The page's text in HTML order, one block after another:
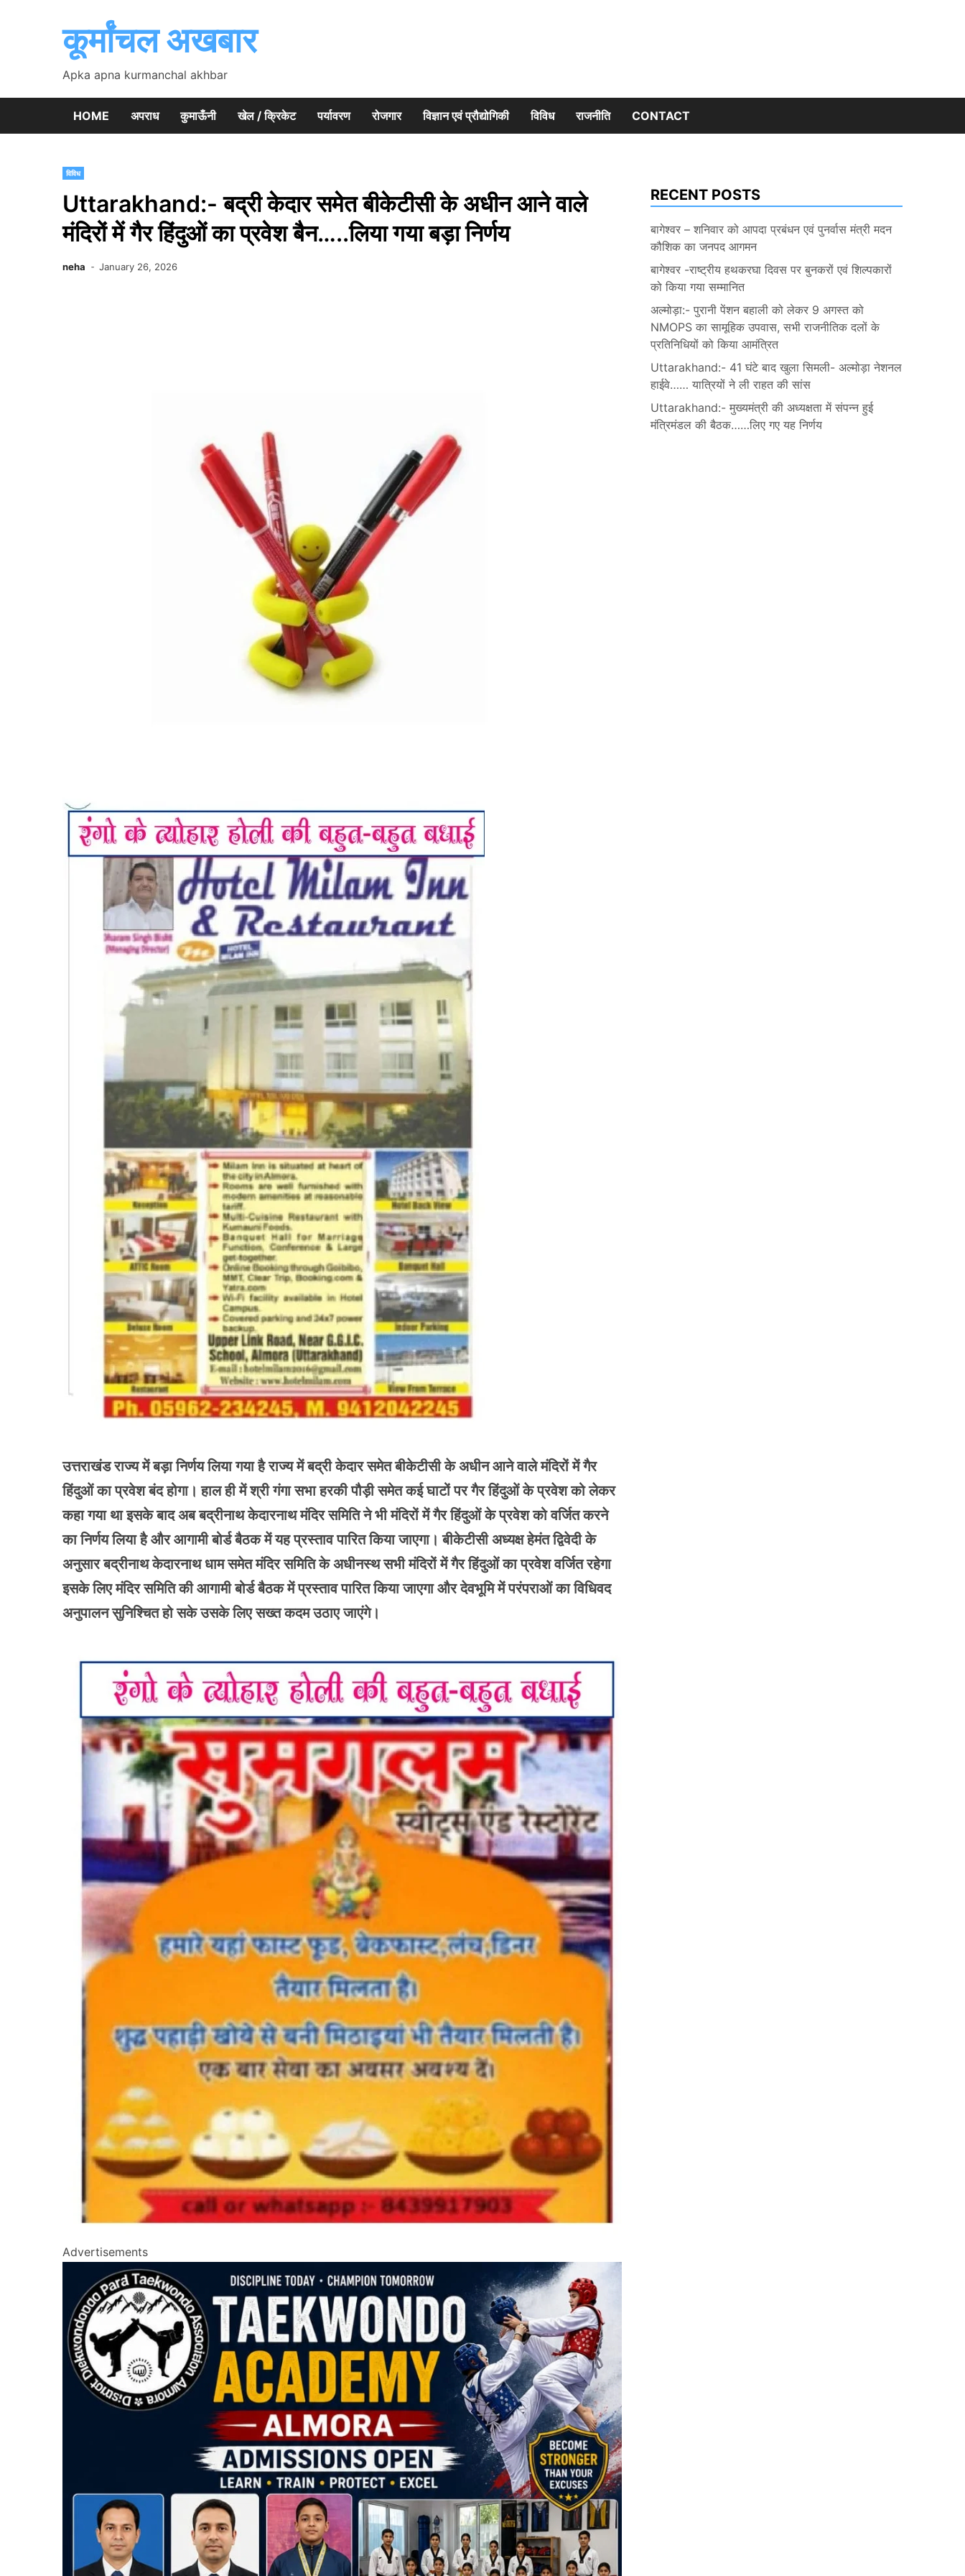
कूर्मांचल अखबार
Apka apna kurmanchal akhbar
HOME अपराध कुमाऊँनी खेल / क्रिकेट पर्यावरण रोजगार विज्ञान एवं प्रौद्योगिकी विविध राजनीति CONTACT
विविध
Uttarakhand:- बद्री केदार समेत बीकेटीसी के अधीन आने वाले
मंदिरों में गैर हिंदुओं का प्रवेश बैन…..लिया गया बड़ा निर्णय
neha January 26, 2026
उत्तराखंड राज्य में बड़ा निर्णय लिया गया है राज्य में बद्री केदार समेत बीकेटीसी के अधीन आने वाले मंदिरों में गैर
हिंदुओं का प्रवेश बंद होगा। हाल ही में श्री गंगा सभा हरकी पौड़ी समेत कई घाटों पर गैर हिंदुओं के प्रवेश को लेकर
कहा गया था इसके बाद अब बद्रीनाथ केदारनाथ मंदिर समिति ने भी मंदिरों में गैर हिंदुओं के प्रवेश को वर्जित करने
का निर्णय लिया है और आगामी बोर्ड बैठक में यह प्रस्ताव पारित किया जाएगा। बीकेटीसी अध्यक्ष हेमंत द्विवेदी के
अनुसार बद्रीनाथ केदारनाथ धाम समेत मंदिर समिति के अधीनस्थ सभी मंदिरों में गैर हिंदुओं का प्रवेश वर्जित रहेगा
इसके लिए मंदिर समिति की आगामी बोर्ड बैठक में प्रस्ताव पारित किया जाएगा और देवभूमि में परंपराओं का विधिवद
अनुपालन सुनिश्चित हो सके उसके लिए सख्त कदम उठाए जाएंगे।
Advertisements
RECENT POSTS
बागेश्वर – शनिवार को आपदा प्रबंधन एवं पुनर्वास मंत्री मदन
कौशिक का जनपद आगमन
बागेश्वर -राष्ट्रीय हथकरघा दिवस पर बुनकरों एवं शिल्पकारों
को किया गया सम्मानित
अल्मोड़ा:- पुरानी पेंशन बहाली को लेकर 9 अगस्त को
NMOPS का सामूहिक उपवास, सभी राजनीतिक दलों के
प्रतिनिधियों को किया आमंत्रित
Uttarakhand:- 41 घंटे बाद खुला सिमली- अल्मोड़ा नेशनल
हाईवे…… यात्रियों ने ली राहत की सांस
Uttarakhand:- मुख्यमंत्री की अध्यक्षता में संपन्न हुई
मंत्रिमंडल की बैठक……लिए गए यह निर्णय